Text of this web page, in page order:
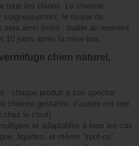
tous les chiens. La chienne
le risque de
ainsi limité : traiter au moment
10 jours après la mise-bas.
chien naturel,
: chaque produit a son spectre
chienne gestante, d’autres ont une
chez le chiot).
et adaptables à tous les cas
liquides, et même “spot-on”